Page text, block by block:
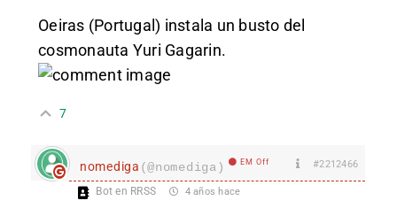
Oeiras (Portugal) instala un busto del
cosmonauta Yuri Gagarin.
7
nomediga (@nomediga) EM Off #2212466
Bot en RRSS 4 años hace